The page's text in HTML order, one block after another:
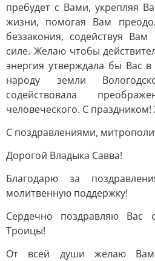
пребудет с Вами, укрепляя
жизни, помогая Вам
беззакония, содействуя
силе. Желаю чтобы
энергия утверждала бы Вас
народу земли
содействовала
человеческого. С праздником!
С поздравлениями,
Дорогой Владыка Савва!
Благодарю за
молитвенную поддержку!
Сердечно поздравляю Вас
Троицы!
От всей души желаю Вам